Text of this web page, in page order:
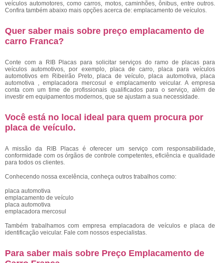
veículos automotores, como carros, motos, caminhões, ônibus, entre outros.
Confira também abaixo mais opções acerca de: emplacamento de veículos.
Quer saber mais sobre preço emplacamento de
carro Franca?
Conte com a RIB Placas para solicitar serviços do ramo de placas para
veículos automotivos, por exemplo, placa de carro, placa para veículos
automotivos em Ribeirão Preto, placa de veículo, placa automotiva, placa
automotiva , emplacadora mercosul e emplacamento veicular. A empresa
conta com um time de profissionais qualificados para o serviço, além de
investir em equipamentos modernos, que se ajustam a sua necessidade.
Você está no local ideal para quem procura por
placa de veículo.
A missão da RIB Placas é oferecer um serviço com responsabilidade,
conformidade com os órgãos de controle competentes, eficiência e qualidade
para todos os clientes.
Conhecendo nossa excelência, conheça outros trabalhos como:
placa automotiva
emplacamento de veículo
placa automotiva
emplacadora mercosul
Também trabalhamos com empresa emplacadora de veículos e placa de
identificação veicular. Fale com nossos especialistas.
Para saber mais sobre Preço Emplacamento de